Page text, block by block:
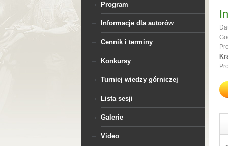
Program
Informacje dla autorów
Cennik i terminy
Konkursy
Turniej wiedzy górniczej
Lista sesji
Galerie
Video